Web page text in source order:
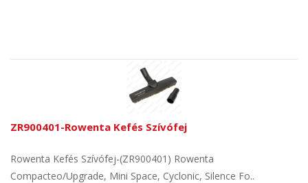
ZR900401-Rowenta Kefés Szívófej
Rowenta Kefés Szívófej-(ZR900401) Rowenta
Compacteo/Upgrade, Mini Space, Cyclonic, Silence Fo..